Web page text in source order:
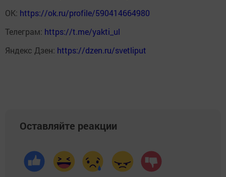
ОК: https://ok.ru/profile/590414664980
Телеграм: https://t.me/yakti_ul
Яндекс Дзен: https://dzen.ru/svetliput
Оставляйте реакции